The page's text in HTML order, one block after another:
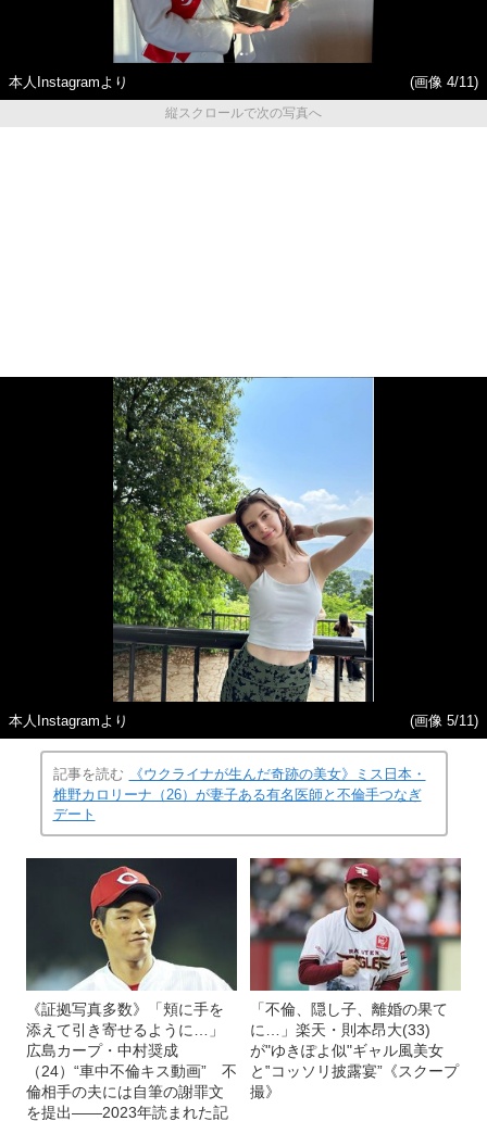
本人Instagramより
(画像 4/11)
縦スクロールで次の写真へ
本人Instagramより (画像 5/11)
記事を読む
《ウクライナが生んだ奇跡の美女》ミス日本・
椎野カロリーナ（26）が妻子ある有名医師と不倫手つなぎ
デート
《証拠写真多数》「頬に手を
添えて引き寄せるように…」
広島カープ・中村奨成
（24）“車中不倫キス動画” 不
倫相手の夫には自筆の謝罪文
を提出――2023年読まれた記
「不倫、隠し子、離婚の果て
に…」楽天・則本昂大(33)
が"ゆきぽよ似"ギャル風美女
と‟コッソリ披露宴”《スクープ
撮》